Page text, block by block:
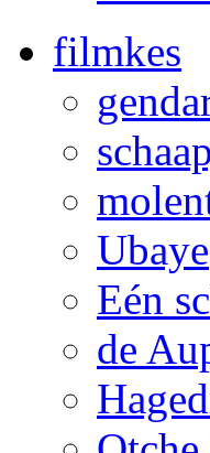
filmkes
Ubaye
Eén
de